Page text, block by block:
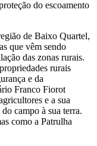
do escoamento
de Baixo Quartel,
que vêm sendo
das zonas rurais.
rurais
e da
Franco Fiorot
e a sua
campo à sua terra.
como a Patrulha